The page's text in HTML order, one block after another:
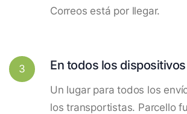
Correos está por llegar.
3 En todos los dispositivos
Un lugar para todos los
los transportistas. Parcello